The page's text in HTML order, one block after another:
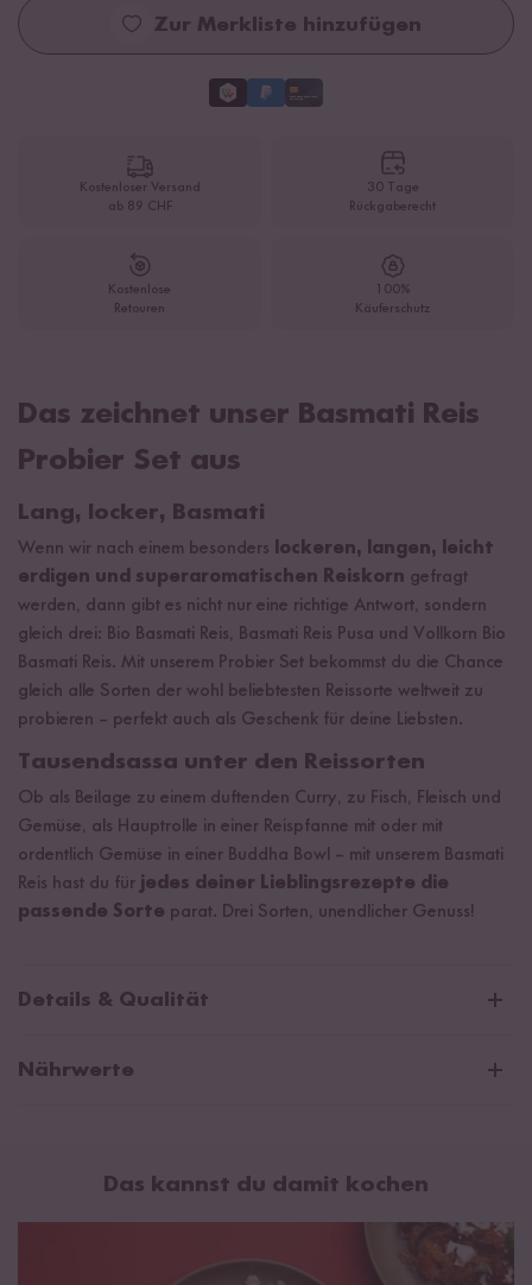
Zur Merkliste hinzufügen
Kostenloser Versand
ab 89 CHF
30 Tage
Rückgaberecht
Kostenlose
Retouren
100%
Käuferschutz
Das zeichnet unser Basmati Reis
Probier Set aus
Lang, locker, Basmati
Wenn wir nach einem besonders lockeren, langen, leicht
erdigen und superaromatischen Reiskorn gefragt
werden, dann gibt es nicht nur eine richtige Antwort, sondern
gleich drei: Bio Basmati Reis, Basmati Reis Pusa und Vollkorn Bio
Basmati Reis. Mit unserem Probier Set bekommst du die Chance
gleich alle Sorten der wohl beliebtesten Reissorte weltweit zu
probieren – perfekt auch als Geschenk für deine Liebsten.
Tausendsassa unter den Reissorten
Ob als Beilage zu einem duftenden Curry, zu Fisch, Fleisch und
Gemüse, als Hauptrolle in einer Reispfanne mit oder mit
ordentlich Gemüse in einer Buddha Bowl – mit unserem Basmati
Reis hast du für jedes deiner Lieblingsrezepte die
passende Sorte parat. Drei Sorten, unendlicher Genuss!
Details & Qualität
Nährwerte
Durchschnittliche Nährwerte pro 100g:
1526 kJ / 360 kcal
0,5 g
Das kannst du damit kochen